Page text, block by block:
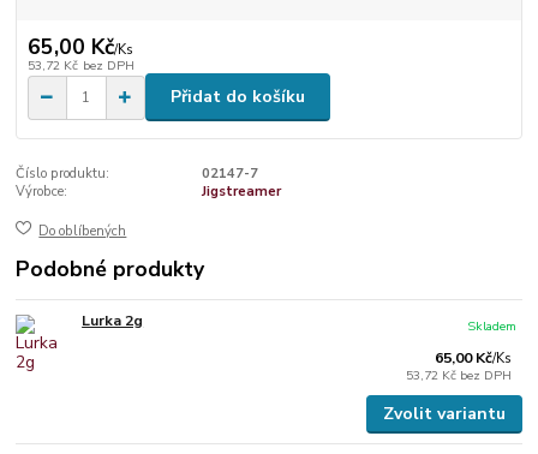
65,00 Kč/Ks
53,72 Kč bez DPH
Přidat do košíku
Číslo produktu:
02147-7
Výrobce:
Jigstreamer
Do oblíbených
Podobné produkty
Lurka 2g
65,00 Kč/Ks
53,72 Kč bez DPH
Skladem
Zvolit variantu